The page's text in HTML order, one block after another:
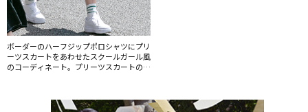
ボーダーのハーフジップポロシャツにプリ
ーツスカートをあわせたスクールガール風
のコーディネート。プリーツスカートの人